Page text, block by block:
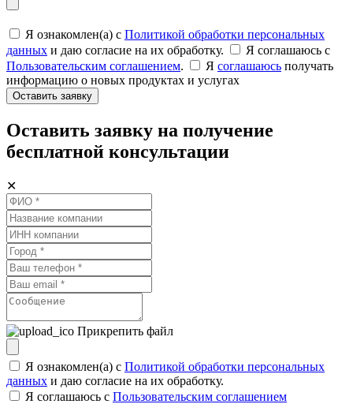
Я ознакомлен(а) с Политикой обработки персональных
данных и даю согласие на их обработку.
Я соглашаюсь c
Пользовательским соглашением. Я соглашаюсь получать
информацию о новых продуктах и услугах
Оставить заявку
Оставить заявку на получение
бесплатной консультации
✕
Прикрепить файл
Я ознакомлен(а) с Политикой обработки персональных
данных и даю согласие на их обработку.
Я соглашаюсь c Пользовательским соглашением